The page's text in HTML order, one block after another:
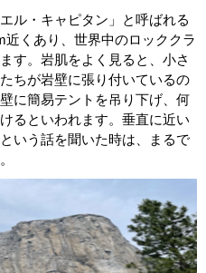
ル・キャピタン」と呼ばれる
くあり、世界中のロッククラ
す。岩肌をよく見ると、小さ
ちが岩壁に張り付いているの
に簡易テントを吊り下げ、何
るといわれます。垂直に近い
いう話を聞いた時は、まるで